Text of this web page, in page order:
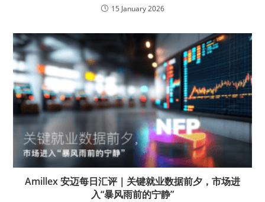
15 January 2026
Amillex 安迈每日汇评｜关键就业数据前夕，市场进
入“暴风雨前的宁静”